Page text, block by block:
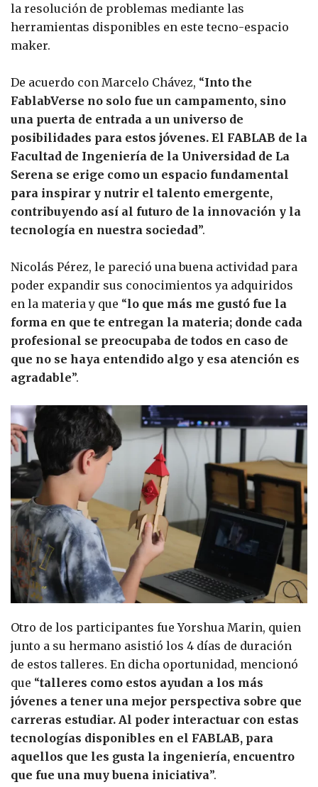
la resolución de problemas mediante las
herramientas disponibles en este tecno-espacio
maker.
De acuerdo con Marcelo Chávez, “Into the
FablabVerse no solo fue un campamento, sino
una puerta de entrada a un universo de
posibilidades para estos jóvenes. El FABLAB de la
Facultad de Ingeniería de la Universidad de La
Serena se erige como un espacio fundamental
para inspirar y nutrir el talento emergente,
contribuyendo así al futuro de la innovación y la
tecnología en nuestra sociedad”.
Nicolás Pérez, le pareció una buena actividad para
poder expandir sus conocimientos ya adquiridos
en la materia y que “lo que más me gustó fue la
forma en que te entregan la materia; donde cada
profesional se preocupaba de todos en caso de
que no se haya entendido algo y esa atención es
agradable”.
Otro de los participantes fue Yorshua Marin, quien
junto a su hermano asistió los 4 días de duración
de estos talleres. En dicha oportunidad, mencionó
que “talleres como estos ayudan a los más
jóvenes a tener una mejor perspectiva sobre que
carreras estudiar. Al poder interactuar con estas
tecnologías disponibles en el FABLAB, para
aquellos que les gusta la ingeniería, encuentro
que fue una muy buena iniciativa”.